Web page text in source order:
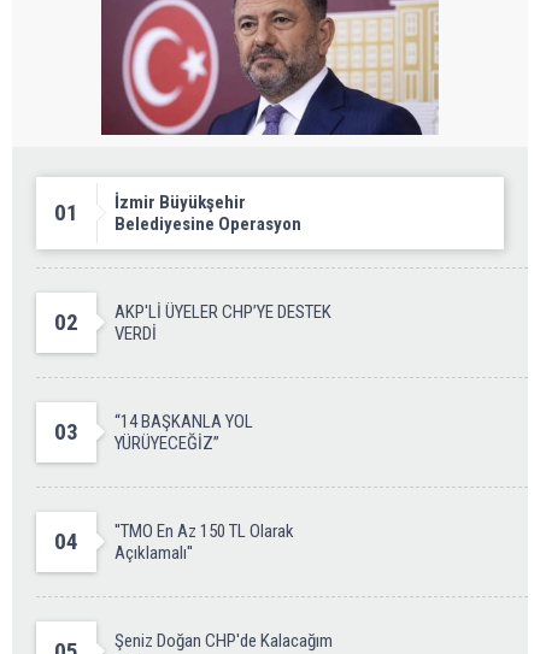
01
İzmir Büyükşehir
Belediyesine Operasyon
02
AKP'Lİ ÜYELER CHP’YE DESTEK
VERDİ
03
“14 BAŞKANLA YOL
YÜRÜYECEĞİZ”
04
''TMO En Az 150 TL Olarak
Açıklamalı''
Şeniz Doğan CHP'de Kalacağım